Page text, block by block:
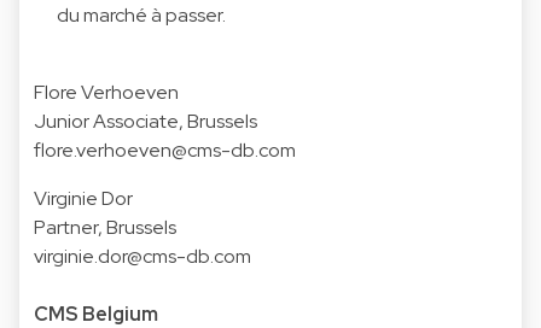
du marché à passer.
Flore Verhoeven
Junior Associate, Brussels
flore.verhoeven@cms-db.com
Virginie Dor
Partner, Brussels
virginie.dor@cms-db.com
CMS Belgium